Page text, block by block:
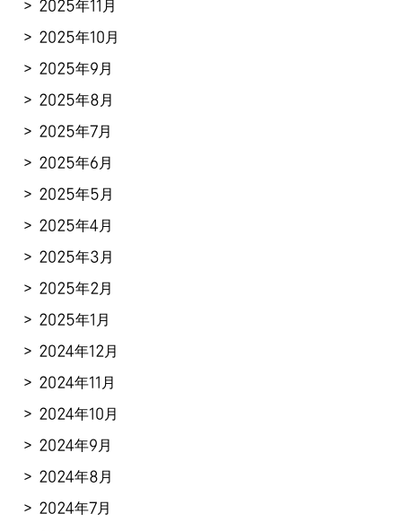
2025年11月
2025年10月
2025年9月
2025年8月
2025年7月
2025年6月
2025年5月
2025年4月
2025年3月
2025年2月
2025年1月
2024年12月
2024年11月
2024年10月
2024年9月
2024年8月
2024年7月